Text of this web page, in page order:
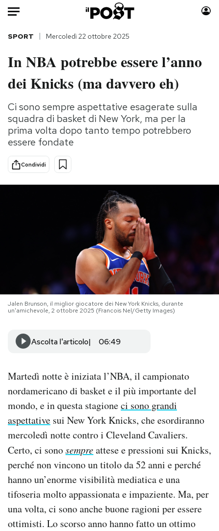
Auto
HOME
Italia
Politica
Tecnologia
Internet
Cultura
Moda
Consumismi
Storie/Idee
Ok Boomer!
Mondiali calcio 2026
I MIEI PREFERITI
SHOP
Area Personale
Newsletter
Notifiche mobile
Esci
SPORT Mercoledì 22 ottobre 2025
In NBA potrebbe essere l’anno
dei Knicks (ma davvero eh)
Ci sono sempre aspettative esagerate sulla
squadra di basket di New York, ma per la
prima volta dopo tanto tempo potrebbero
essere fondate
Condividi
Jalen Brunson, il miglior giocatore dei New York Knicks, durante
un'amichevole, 2 ottobre 2025 (Francois Nel/Getty Images)
Ascolta l'articolo 06:49
Martedì notte è iniziata l’NBA, il campionato
nordamericano di basket e il più importante del
mondo, e in questa stagioneci sono grandi
aspettative sui New York Knicks, che esordiranno
mercoledì notte contro i Cleveland Cavaliers.
Certo, ci sonosempreattese e pressioni sui Knicks,
perché non vincono un titolo da 52 anni e perché
hanno un’enorme visibilità mediatica e una
tifoseria molto appassionata e impaziente. Ma, per
una volta, ci sono anche buone ragioni per essere
ottimisti. Lo scorso anno hanno fatto un ottimo